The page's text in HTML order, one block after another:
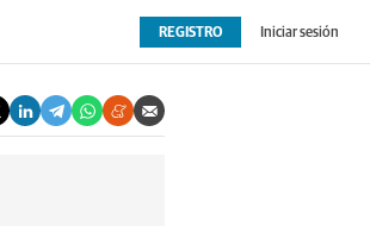
REGISTRO Iniciar sesión